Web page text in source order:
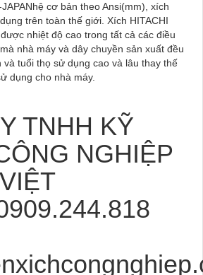
cơ bản theo Ansi(mm), xích
trên toàn thế giới. Xích HITACHI
nhiệt độ cao trong tất cả các điều
nhà máy và dây chuyền sản xuất đều
tuổi thọ sử dụng cao và lâu thay thế
dụng cho nhà máy.
TNHH KỸ
NGHIỆP